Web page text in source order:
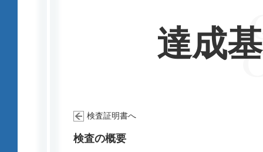
達成
検査証明書へ
検査の概要